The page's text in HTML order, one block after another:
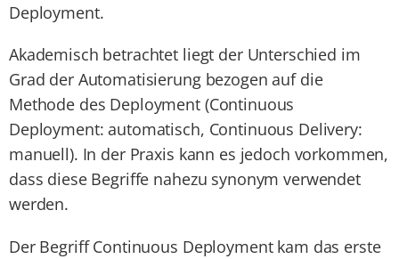
Deployment.
Akademisch betrachtet liegt der Unterschied im
Grad der Automatisierung bezogen auf die
Methode des Deployment (Continuous
Deployment: automatisch, Continuous Delivery:
manuell). In der Praxis kann es jedoch vorkommen,
dass diese Begriffe nahezu synonym verwendet
werden.
Der Begriff Continuous Deployment kam das erste